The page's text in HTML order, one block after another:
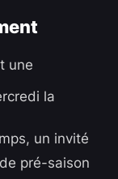
une
la
un invité
pré-saison